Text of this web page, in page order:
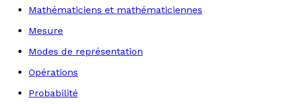
Mathématiciens et mathématiciennes
Mesure
Modes de représentation
Opérations
Probabilité